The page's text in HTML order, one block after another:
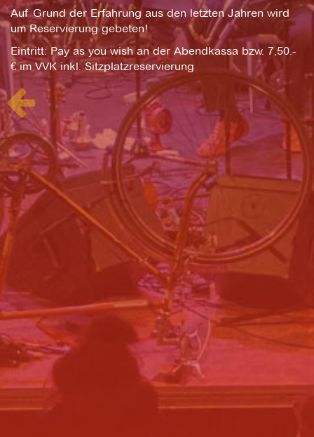
Auf Grund der Erfahrung aus den letzten Jahren wird
um Reservierung gebeten!
Eintritt: Pay as you wish an der Abendkassa bzw. 7,50.-
€ im VVK inkl. Sitzplatzreservierung